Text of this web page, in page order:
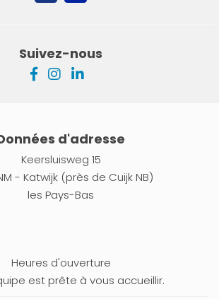
Suivez-nous
d'adresse
Keersluisweg 15
- Katwijk (près de Cuijk NB)
les Pays-Bas
Heures d'ouverture
est prête à vous accueillir.